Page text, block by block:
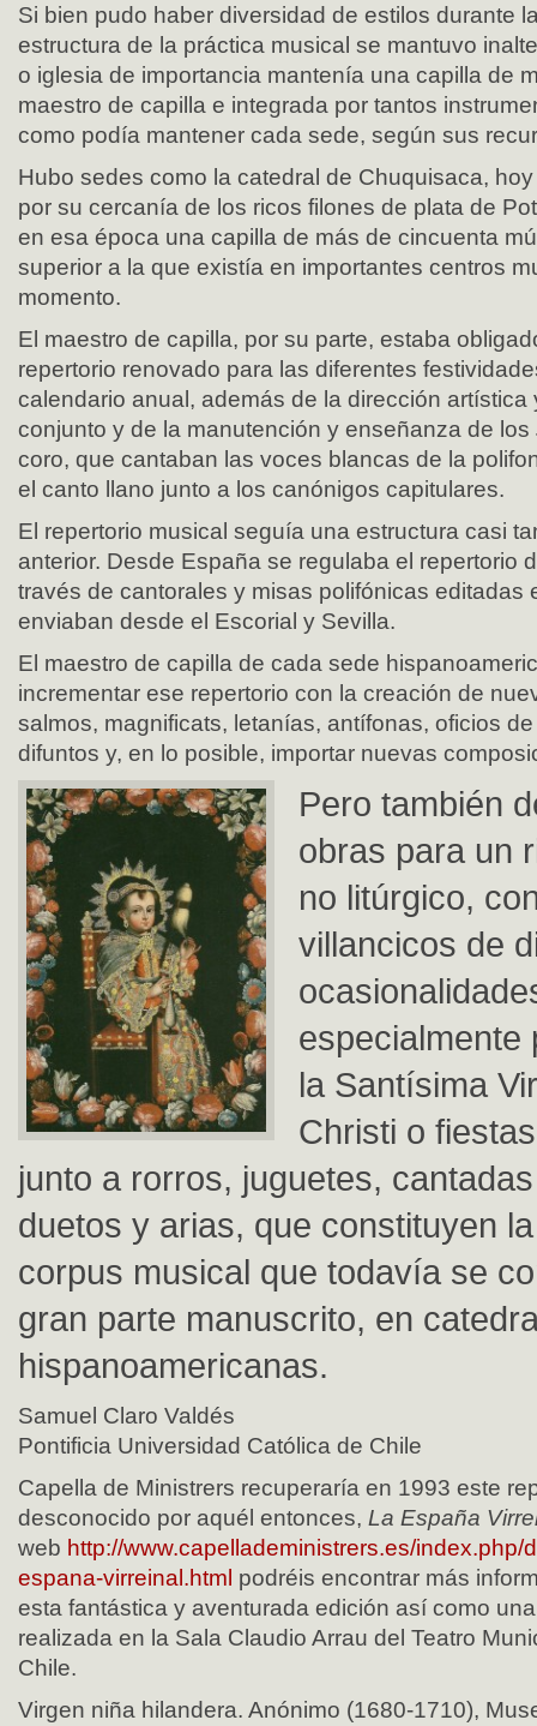
Si bien pudo haber diversidad de estilos durante
estructura de la práctica musical se mantuvo
o iglesia de importancia mantenía una capilla de
maestro de capilla e integrada por tantos
como podía mantener cada sede, según sus
Hubo sedes como la catedral de Chuquisaca,
por su cercanía de los ricos filones de plata de
en esa época una capilla de más de cincuenta
superior a la que existía en importantes centros
momento.
El maestro de capilla, por su parte, estaba
repertorio renovado para las diferentes
calendario anual, además de la dirección artística
conjunto y de la manutención y enseñanza de los
coro, que cantaban las voces blancas de la
el canto llano junto a los canónigos capitulares.
El repertorio musical seguía una estructura casi
anterior. Desde España se regulaba el repertorio
través de cantorales y misas polifónicas editadas
enviaban desde el Escorial y Sevilla.
El maestro de capilla de cada sede
incrementar ese repertorio con la creación de
salmos, magnificats, letanías, antífonas, oficios
difuntos y, en lo posible, importar nuevas
Pero también
obras para un
no litúrgico,
villancicos de
especialmente
la Santísima
Christi o
junto a rorros, juguetes,
duetos y arias, que constituyen
corpus musical que todavía se
gran parte manuscrito, en
hispanoamericanas.
Samuel Claro Valdés
Pontificia Universidad Católica de Chile
Capella de Ministrers recuperaría en 1993 este
desconocido por aquél entonces, La España
web http://www.capelladeministrers.es/index.php/
espana-virreinal.html podréis encontrar más
esta fantástica y aventurada edición así como
realizada en la Sala Claudio Arrau del Teatro
Chile.
Virgen niña hilandera. Anónimo (1680-1710),